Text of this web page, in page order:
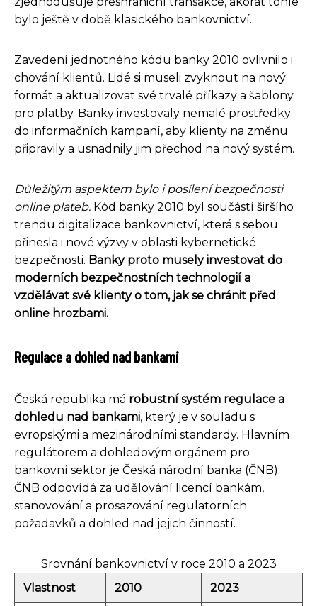
bylo ještě v době klasického bankovnictví.
Zavedení jednotného kódu banky 2010 ovlivnilo i
chování klientů. Lidé si museli zvyknout na nový
formát a aktualizovat své trvalé příkazy a šablony
pro platby. Banky investovaly nemalé prostředky
do informačních kampaní, aby klienty na změnu
připravily a usnadnily jim přechod na nový systém.
Důležitým aspektem bylo i posílení bezpečnosti
online plateb. Kód banky 2010 byl součástí širšího
trendu digitalizace bankovnictví, která s sebou
přinesla i nové výzvy v oblasti kybernetické
bezpečnosti. Banky proto musely investovat do
moderních bezpečnostních technologií a
vzdělávat své klienty o tom, jak se chránit před
online hrozbami.
Regulace a dohled nad bankami
Česká republika má robustní systém regulace a
dohledu nad bankami, který je v souladu s
evropskými a mezinárodními standardy. Hlavním
regulátorem a dohledovým orgánem pro
bankovní sektor je Česká národní banka (ČNB).
ČNB odpovídá za udělování licencí bankám,
stanovování a prosazování regulatorních
požadavků a dohled nad jejich činností.
Srovnání bankovnictví v roce 2010 a 2023
Vlastnost
2010 2023